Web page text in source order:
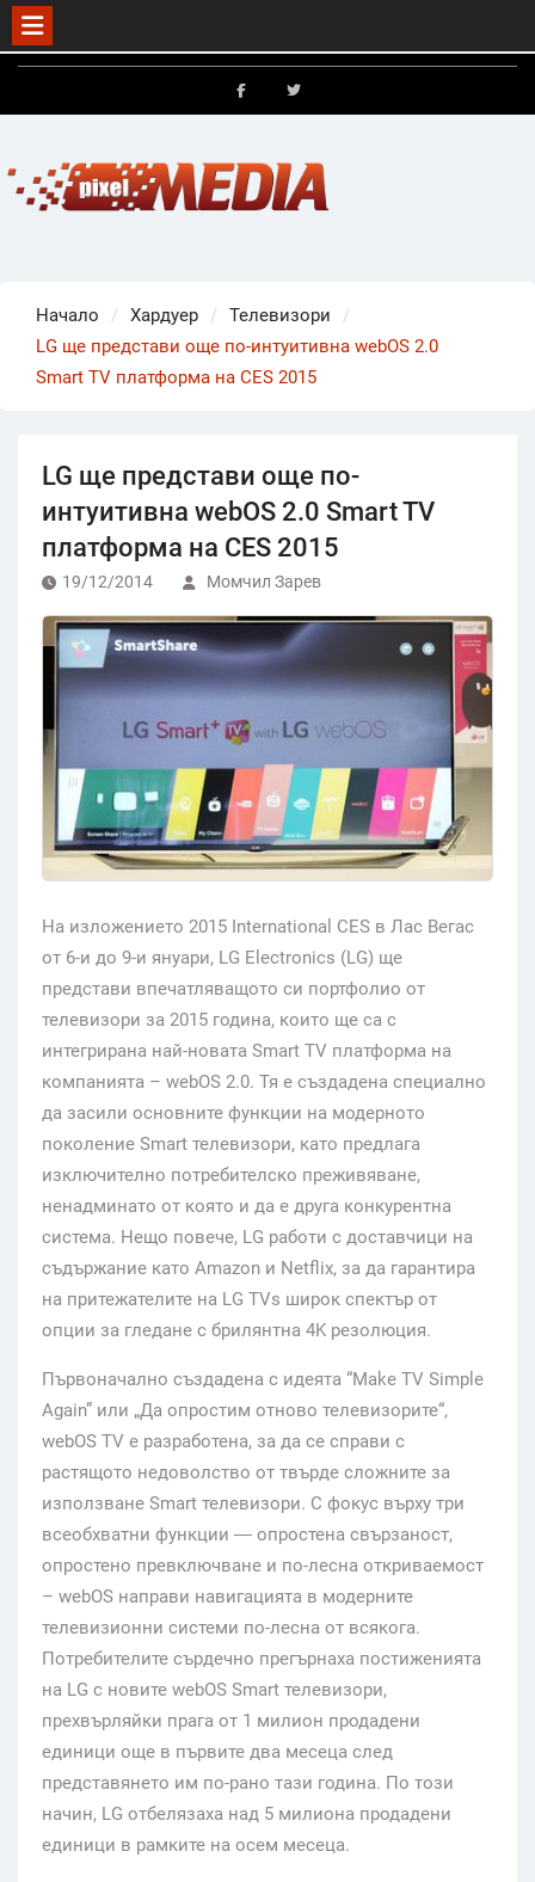
Skip
Начало Хардуер
Телевизори
LG ще представи още по-интуитивна webOS 2.0
Smart TV платформа на CES 2015
LG ще представи още по-
интуитивна webOS 2.0 Smart TV
платформа на CES 2015
19/12/2014 Момчил Зарев
На изложението 2015 International CES в Лас Вегас
от 6-и до 9-и януари, LG Electronics (LG) ще
представи впечатляващото си портфолио от
телевизори за 2015 година, които ще са с
интегрирана най-новата Smart TV платформа на
компанията – webOS 2.0. Тя е създадена специално
да засили основните функции на модерното
поколение Smart телевизори, като предлага
изключително потребителско преживяване,
ненадминато от която и да е друга конкурентна
система. Нещо повече, LG работи с доставчици на
съдържание като Amazon и Netflix, за да гарантира
на притежателите на LG TVs широк спектър от
опции за гледане с брилянтна 4K резолюция.
Първоначално създадена с идеята “Make TV Simple
Again” или „Да опростим отново телевизорите“,
webOS TV е разработена, за да се справи с
растящото недоволство от твърде сложните за
използване Smart телевизори. С фокус върху три
всеобхватни функции ― опростена свързаност,
опростено превключване и по-лесна откриваемост
– webOS направи навигацията в модерните
телевизионни системи по-лесна от всякога.
Потребителите сърдечно прегърнаха постиженията
на LG с новите webOS Smart телевизори,
прехвърляйки прагa от 1 милион продадени
единици още в първите два месеца след
представянето им по-рано тази година. По този
начин, LG отбелязаха над 5 милиона продадени
единици в рамките на осем месеца.